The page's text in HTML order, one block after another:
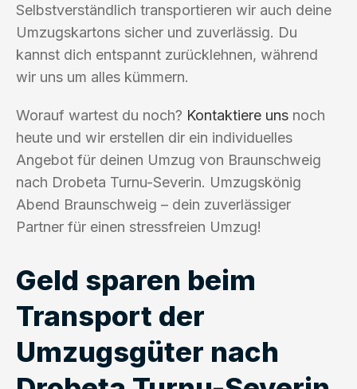
Selbstverständlich transportieren wir auch deine
Umzugskartons sicher und zuverlässig. Du
kannst dich entspannt zurücklehnen, während
wir uns um alles kümmern.
Worauf wartest du noch? Kontaktiere uns noch
heute und wir erstellen dir ein individuelles
Angebot für deinen Umzug von Braunschweig
nach Drobeta Turnu-Severin. Umzugskönig
Abend Braunschweig – dein zuverlässiger
Partner für einen stressfreien Umzug!
Geld sparen beim
Transport der
Umzugsgüter nach